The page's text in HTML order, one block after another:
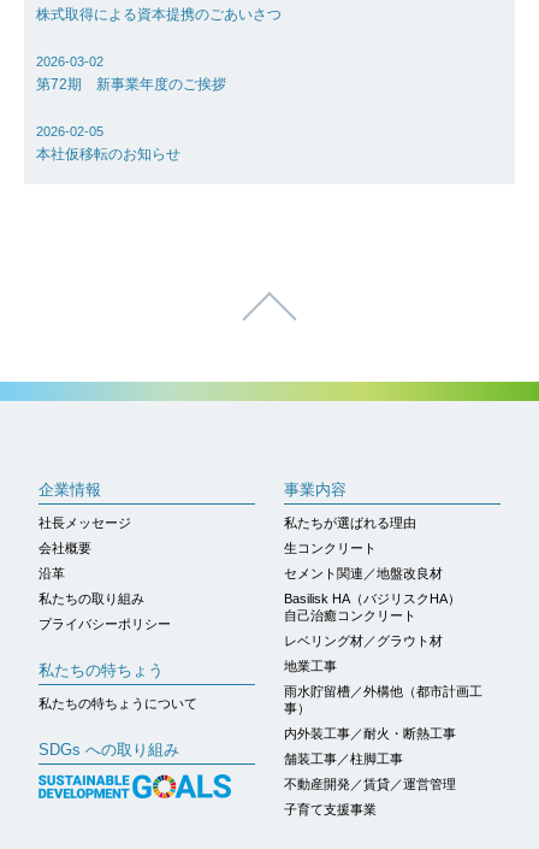
株式取得による資本提携のごあいさつ
2026-03-02
第72期 新事業年度のご挨拶
2026-02-05
本社仮移転のお知らせ
ページトップへ
企業情報
社長メッセージ
会社概要
沿革
私たちの取り組み
プライバシーポリシー
私たちの特ちょう
私たちの特ちょうについて
SDGs への取り組み
事業内容
私たちが選ばれる理由
生コンクリート
セメント関連／地盤改良材
Basilisk HA（バジリスクHA）
自己治癒コンクリート
レベリング材／グラウト材
地業工事
雨水貯留槽／外構他（都市計画工
事）
内外装工事／耐火・断熱工事
舗装工事／柱脚工事
不動産開発／賃貸／運営管理
子育て支援事業